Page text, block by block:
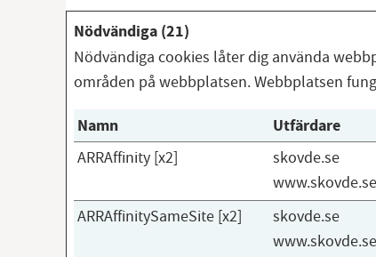
Nödvändiga (21)
Nödvändiga cookies låter dig använda
områden på webbplatsen. Webbplatsen
Namn Utfärdare
ARRAffinity [x2]
skovde.se
www.skovde.se
ARRAffinitySameSite [x2]
skovde.se
www.skovde.se